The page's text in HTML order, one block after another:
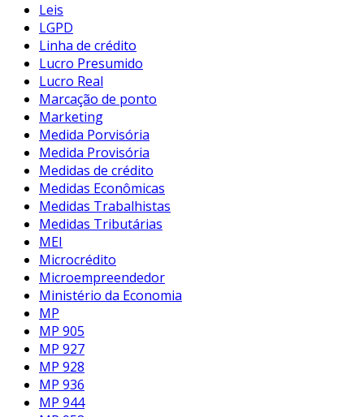
Leis
LGPD
Linha de crédito
Lucro Presumido
Lucro Real
Marcação de ponto
Marketing
Medida Porvisória
Medida Provisória
Medidas de crédito
Medidas Econômicas
Medidas Trabalhistas
Medidas Tributárias
MEI
Microcrédito
Microempreendedor
Ministério da Economia
MP
MP 905
MP 927
MP 928
MP 936
MP 944